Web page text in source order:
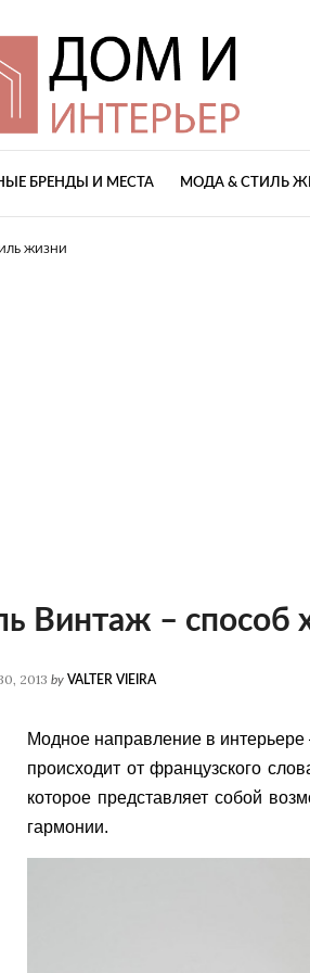
БРЕНДЫ И МЕСТА МОДА & СТИЛЬ
ЖИЗНИ
Винтаж – способ
2013 by VALTER VIEIRA
Модное направление в
происходит от французского
которое представляет собой
гармонии.